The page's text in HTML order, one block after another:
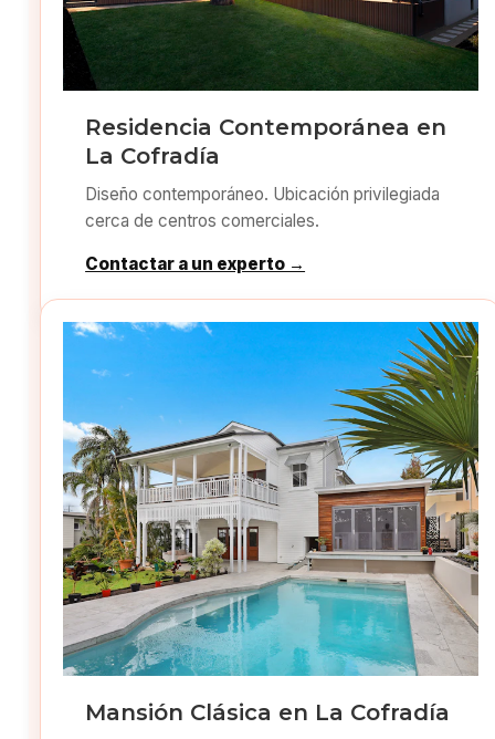
Residencia Contemporánea en
La Cofradía
Diseño contemporáneo. Ubicación privilegiada
cerca de centros comerciales.
Contactar a un experto →
Mansión Clásica en La Cofradía